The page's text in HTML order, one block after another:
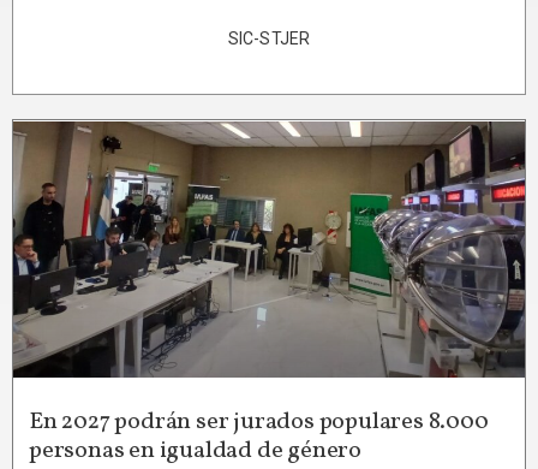
SIC-STJER
En 2027 podrán ser jurados populares 8.000
personas en igualdad de género